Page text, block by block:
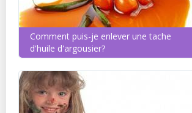
Comment puis-je enlever une tache
d'huile d'argousier?